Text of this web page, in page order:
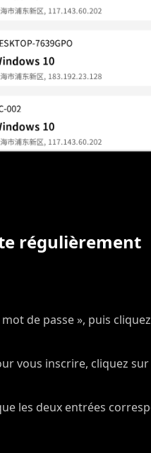
régulièrement
de passe », puis
vous inscrire, cliquez sur
les deux entrées